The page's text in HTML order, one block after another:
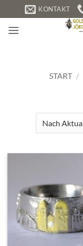
Inhalt
springen
KONTAKT
START /